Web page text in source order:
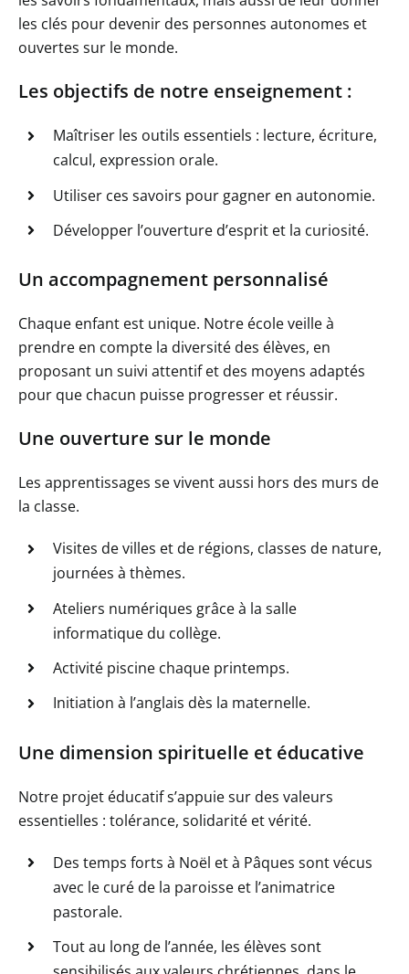
les clés pour devenir des personnes autonomes et
ouvertes sur le monde.
Les objectifs de notre enseignement :
Maîtriser les outils essentiels : lecture, écriture,
calcul, expression orale.
Utiliser ces savoirs pour gagner en autonomie.
Développer l’ouverture d’esprit et la curiosité.
Un accompagnement personnalisé
Chaque enfant est unique. Notre école veille à
prendre en compte la diversité des élèves, en
proposant un suivi attentif et des moyens adaptés
pour que chacun puisse progresser et réussir.
Une ouverture sur le monde
Les apprentissages se vivent aussi hors des murs de
la classe.
Visites de villes et de régions, classes de nature,
journées à thèmes.
Ateliers numériques grâce à la salle
informatique du collège.
Activité piscine chaque printemps.
Initiation à l’anglais dès la maternelle.
Une dimension spirituelle et éducative
Notre projet éducatif s’appuie sur des valeurs
essentielles : tolérance, solidarité et vérité.
Des temps forts à Noël et à Pâques sont vécus
avec le curé de la paroisse et l’animatrice
pastorale.
Tout au long de l’année, les élèves sont